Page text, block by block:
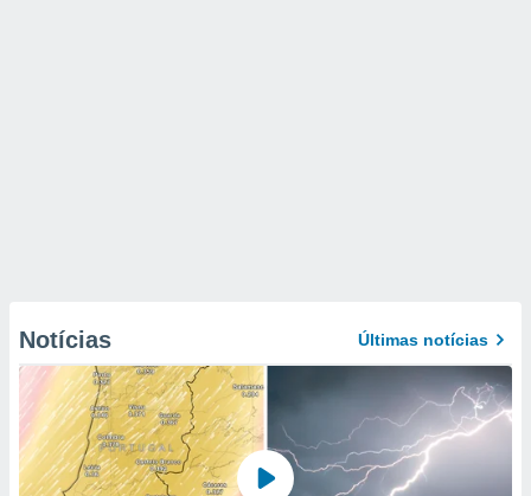
Notícias Últimas notícias